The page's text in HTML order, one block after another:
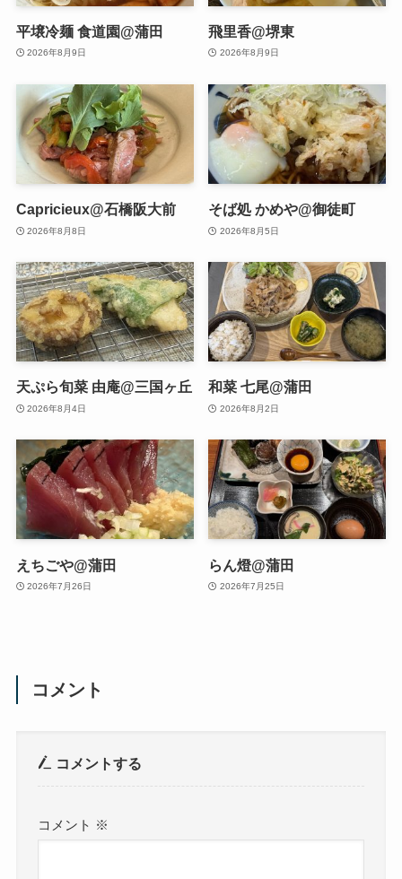
平壌冷麺 食道園@蒲田
2026年8月9日
飛里香@堺東
2026年8月9日
Capricieux@石橋阪大前
2026年8月8日
そば処 かめや@御徒町
2026年8月5日
天ぷら旬菜 由庵@三国ヶ丘
2026年8月4日
和菜 七尾@蒲田
2026年8月2日
えちごや@蒲田
2026年7月26日
らん燈@蒲田
2026年7月25日
コメント
コメントする
コメント ※